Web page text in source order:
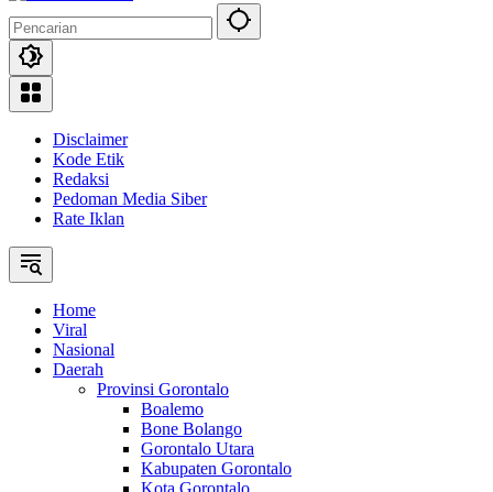
Disclaimer
Kode Etik
Redaksi
Pedoman Media Siber
Rate Iklan
Home
Viral
Nasional
Daerah
Provinsi Gorontalo
Boalemo
Bone Bolango
Gorontalo Utara
Kabupaten Gorontalo
Kota Gorontalo